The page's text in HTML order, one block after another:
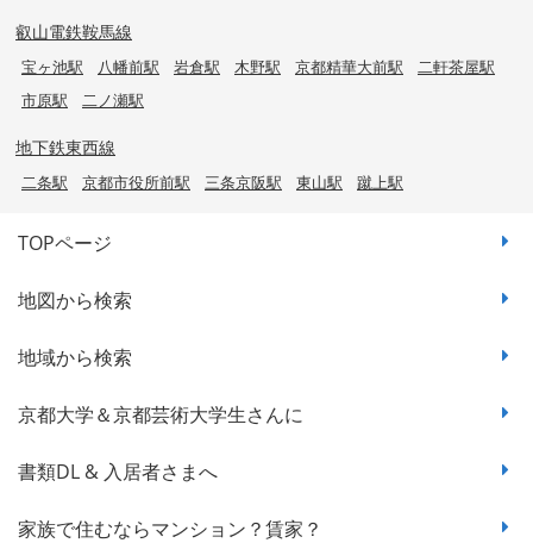
叡山電鉄鞍馬線
宝ヶ池駅 八幡前駅 岩倉駅 木野駅 京都精華大前駅
二軒茶屋駅
市原駅
二ノ瀬駅
地下鉄東西線
二条駅 京都市役所前駅 三条京阪駅 東山駅 蹴上駅
TOPページ
地図から検索
地域から検索
京都大学＆京都芸術大学生さんに
書類DL & 入居者さまへ
家族で住むならマンション？賃家？